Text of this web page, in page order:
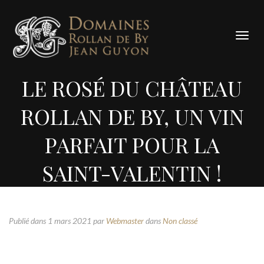
LE ROSÉ DU CHÂTEAU
ROLLAN DE BY, UN VIN
PARFAIT POUR LA
SAINT-VALENTIN !
Publié dans 1 mars 2021 par Webmasterdans Non classé